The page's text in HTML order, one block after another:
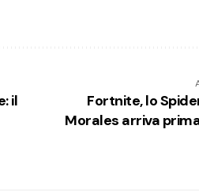
il
Fortnite, lo
Morales arriva